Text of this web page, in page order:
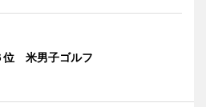
位 米男子ゴルフ